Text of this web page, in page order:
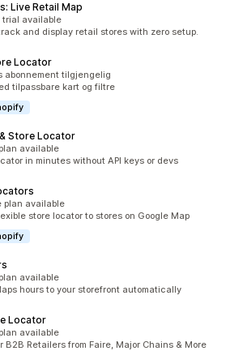
Live Retail Map
trial available
and display retail stores with zero setup.
Locator
abonnement tilgjengelig
tilpassbare kart og filtre
Store Locator
available
in minutes without API keys or devs
plan available
store locator to stores on Google Map
available
hours to your storefront automatically
Locator
available
B2B Retailers from Faire, Major Chains & More